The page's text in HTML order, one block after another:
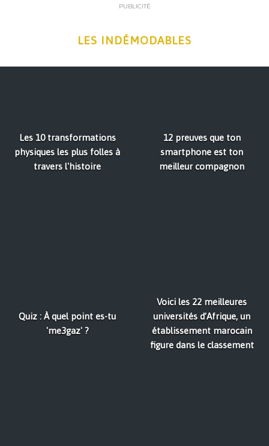
PUBLICITÉ
LES INDÉMODABLES
Les 10 transformations
physiques les plus folles à
travers l'histoire
12 preuves que ton
smartphone est ton
meilleur compagnon
Quiz : À quel point es-tu
'me3gaz' ?
Voici les 22 meilleures
universités d’Afrique, un
établissement marocain
figure dans le classement